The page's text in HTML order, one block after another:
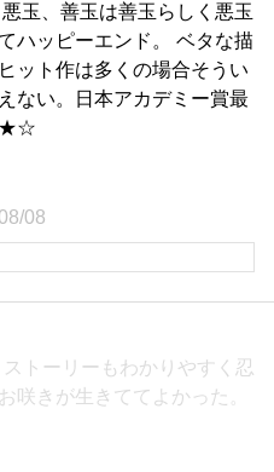
玉、善玉は善玉らしく悪玉
ハッピーエンド。 ベタな描
ット作は多くの場合そうい
ない。日本アカデミー賞最
08
トーリーもわかりやすく忍
咲きが生きててよかった。